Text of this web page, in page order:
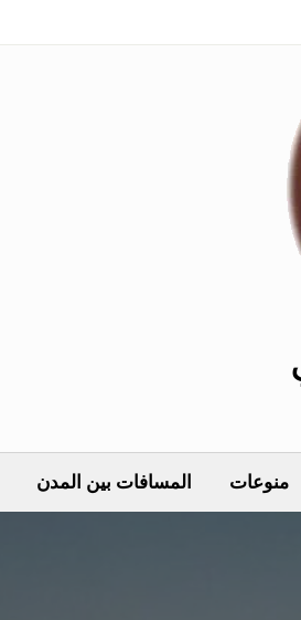
منوعات المسافات بين المدن